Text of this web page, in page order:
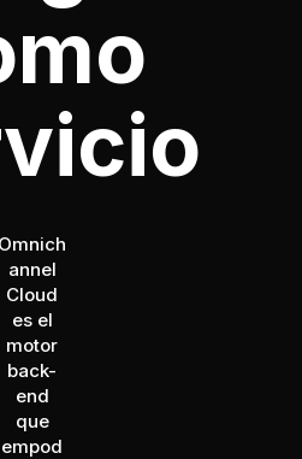
Omnich
annel
Cloud
es el
motor
back-
end
que
empod